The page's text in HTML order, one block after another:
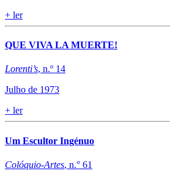
+ ler
QUE VIVA LA MUERTE!
Lorenti’s, n.º 14
Julho de 1973
+ ler
Um Escultor Ingénuo
Colóquio-Artes, n.° 61